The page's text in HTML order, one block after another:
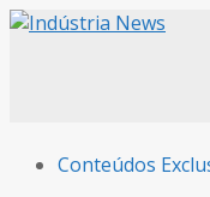
Conteúdos